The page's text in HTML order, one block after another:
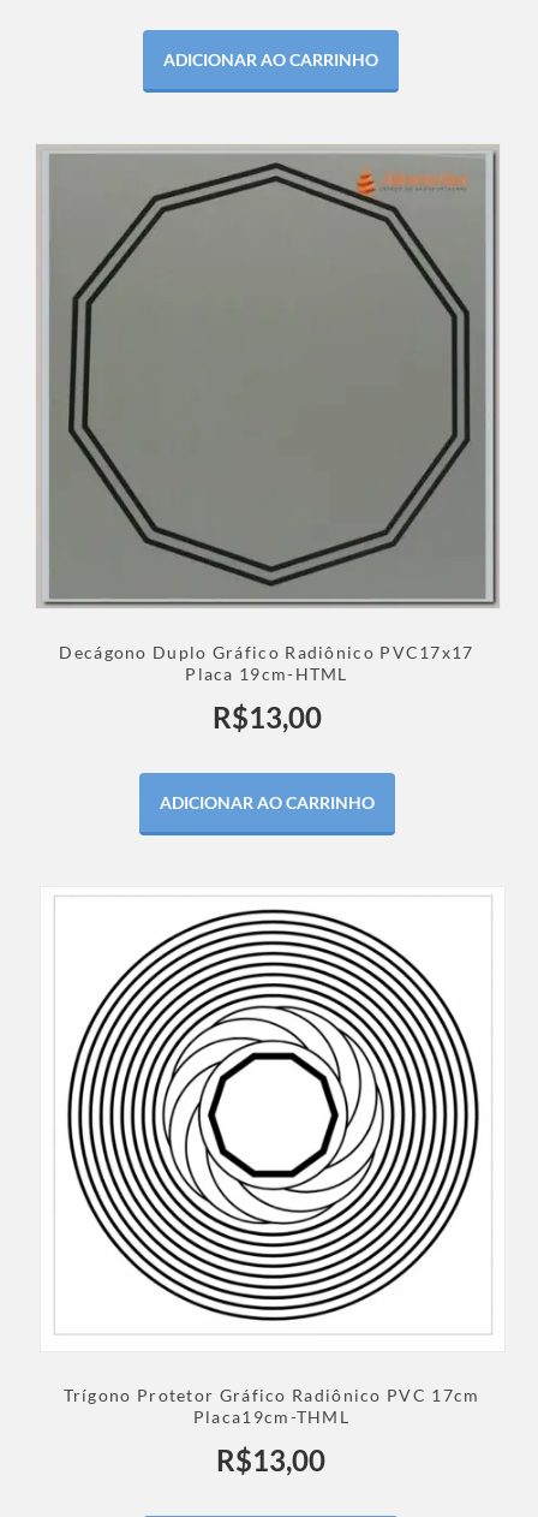
ADICIONAR AO CARRINHO
Decágono Duplo Gráfico Radiônico PVC17x17
Placa 19cm-HTML
R$13,00
ADICIONAR AO CARRINHO
Trígono Protetor Gráfico Radiônico PVC 17cm
Placa19cm-THML
R$13,00